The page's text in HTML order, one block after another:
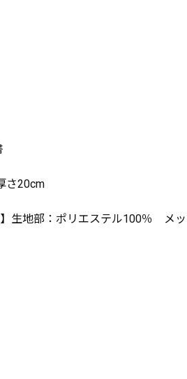
さ20cm
地部：ポリエステル100％ メ